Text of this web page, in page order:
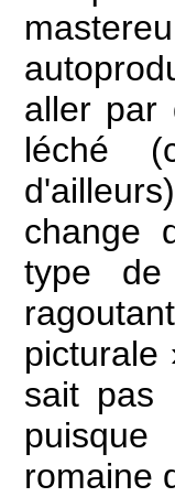
aller par
léché
change
type de
picturale
sait pas
romaine